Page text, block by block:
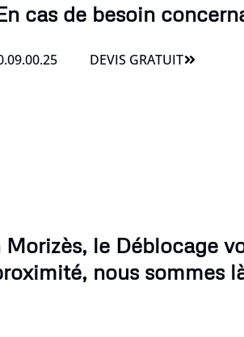
cas de besoin
DEVIS GRATUIT
le Déblocage
nous sommes